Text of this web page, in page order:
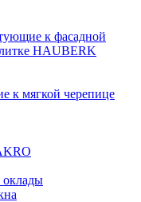
к фасадной
HAUBERK
к мягкой черепице